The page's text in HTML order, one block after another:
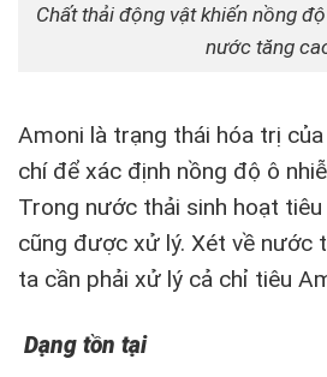
Chất thải động vật khiến nồng
nước tăng
Amoni là trạng thái hóa trị
chí để xác định nồng độ ô
Trong nước thải sinh hoạt
cũng được xử lý. Xét về nước
ta cần phải xử lý cả chỉ tiêu
Dạng tồn tại